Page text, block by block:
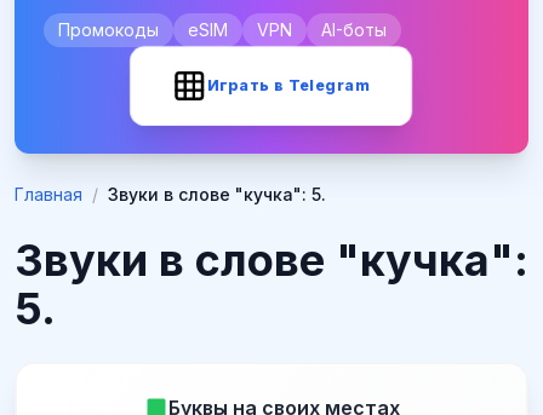
Промокоды eSIM VPN AI-боты
Играть в Telegram
Главная / Звуки в слове "кучка": 5.
Звуки в слове "кучка":
5.
Буквы на своих местах